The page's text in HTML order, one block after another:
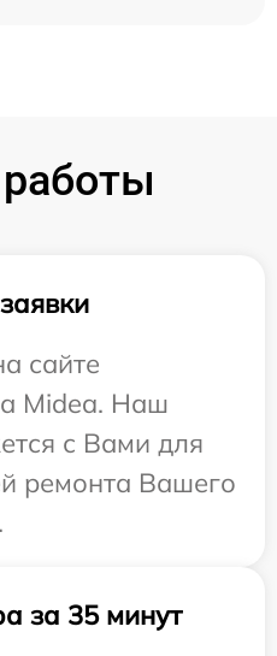
сайте
Midea. Наш
с Вами для
ремонта Вашего
за 35 минут